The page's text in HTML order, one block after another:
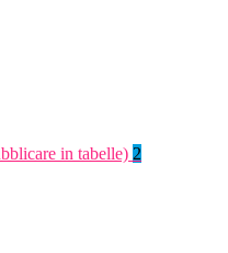
in tabelle) 2